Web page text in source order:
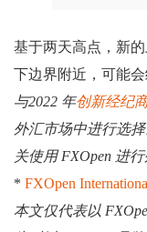
基于两天高点，新
下边界附近，可能会
与2022 年创新经纪
外汇市场中进行选择
关使用 FXOpen 进
* FXOpen
本文仅代表以